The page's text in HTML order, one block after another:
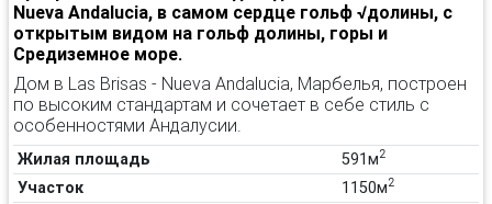
Nueva Andalucia, в самом сердце гольф √долины, с
открытым видом на гольф долины, горы и
Средиземное море.
Дом в Las Brisas - Nueva Andalucia, Марбелья, построен
по высоким стандартам и сочетает в себе стиль с
особенностями Андалусии.
Жилая площадь 591м2
Участок 1150м2